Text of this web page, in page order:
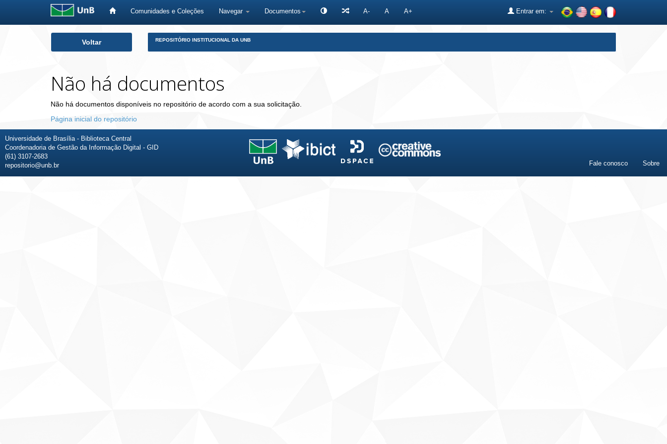
Comunidades e Coleções Navegar Documentos A- A A+ Entrar em:
Voltar REPOSITÓRIO INSTITUCIONAL DA UNB
Não há documentos
Não há documentos disponíveis no repositório de acordo com a sua solicitação.
Página inicial do repositório
Universidade de Brasília - Biblioteca Central
Coordenadoria de Gestão da Informação Digital - GID
(61) 3107-2683
repositorio@unb.br
Fale conosco Sobre